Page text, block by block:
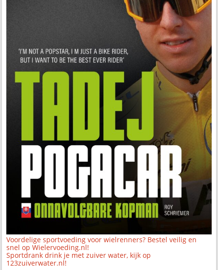
Voordelige sportvoeding voor wielrenners? Bestel veilig en
snel op Wielervoeding.nl!
Sportdrank drink je met zuiver water, kijk op
123zuiverwater.nl!